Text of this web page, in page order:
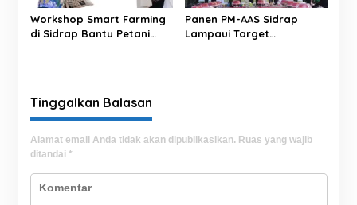
Workshop Smart Farming
di Sidrap Bantu Petani
Panen PM-AAS Sidrap
Lampaui Target
Tinggalkan Balasan
Alamat email Anda tidak akan dipublikasikan. Ruas yang wajib
ditandai *